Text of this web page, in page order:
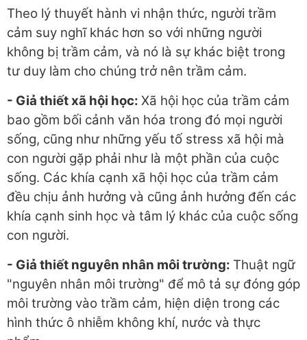
Theo lý thuyết hành vi nhận thức, người trầm
cảm suy nghĩ khác hơn so với những người
không bị trầm cảm, và nó là sự khác biệt trong
tư duy làm cho chúng trở nên trầm cảm.
- Giả thiết xã hội học: Xã hội học của trầm cảm
bao gồm bối cảnh văn hóa trong đó mọi người
sống, cũng như những yếu tố stress xã hội mà
con người gặp phải như là một phần của cuộc
sống. Các khía cạnh xã hội học của trầm cảm
đều chịu ảnh hưởng và cũng ảnh hưởng đến các
khía cạnh sinh học và tâm lý khác của cuộc sống
con người.
- Giả thiết nguyên nhân môi trường: Thuật ngữ
"nguyên nhân môi trường" để mô tả sự đóng góp
môi trường vào trầm cảm, hiện diện trong các
hình thức ô nhiễm không khí, nước và thực